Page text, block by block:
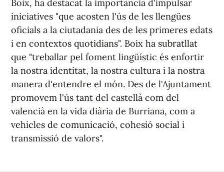
Boix, ha destacat la importància d'impulsar
iniciatives "que acosten l'ús de les llengües
oficials a la ciutadania des de les primeres edats
i en contextos quotidians". Boix ha subratllat
que "treballar pel foment lingüístic és enfortir
la nostra identitat, la nostra cultura i la nostra
manera d'entendre el món. Des de l'Ajuntament
promovem l'ús tant del castellà com del
valencià en la vida diària de Burriana, com a
vehicles de comunicació, cohesió social i
transmissió de valors".